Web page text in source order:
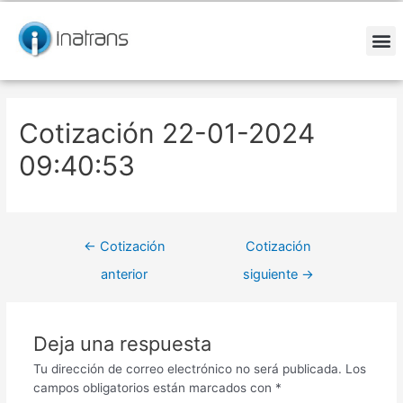
contenido
Cotización 22-01-2024
09:40:53
de
entradas
← Cotización
anterior
Cotización
siguiente →
Deja una respuesta
Tu dirección de correo electrónico no será publicada. Los
campos obligatorios están marcados con *